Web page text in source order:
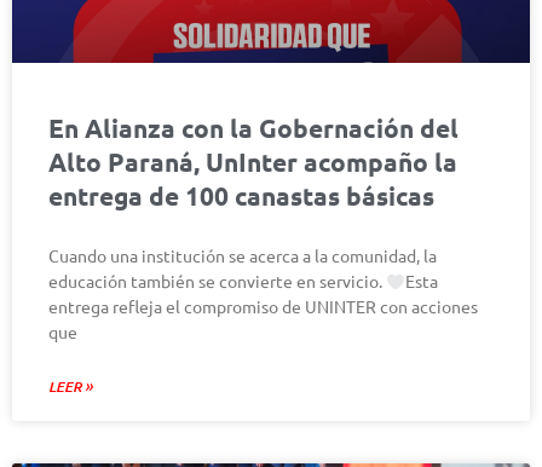
En Alianza con la Gobernación del
Alto Paraná, UnInter acompaño la
entrega de 100 canastas básicas
Cuando una institución se acerca a la comunidad, la
educación también se convierte en servicio.
Esta
entrega refleja el compromiso de UNINTER con acciones
que
LEER »